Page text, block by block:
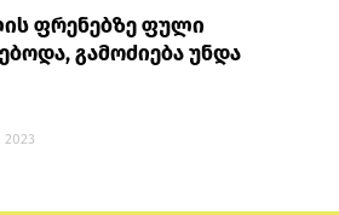
ფრენებზე ფული
გამოძიება უნდა